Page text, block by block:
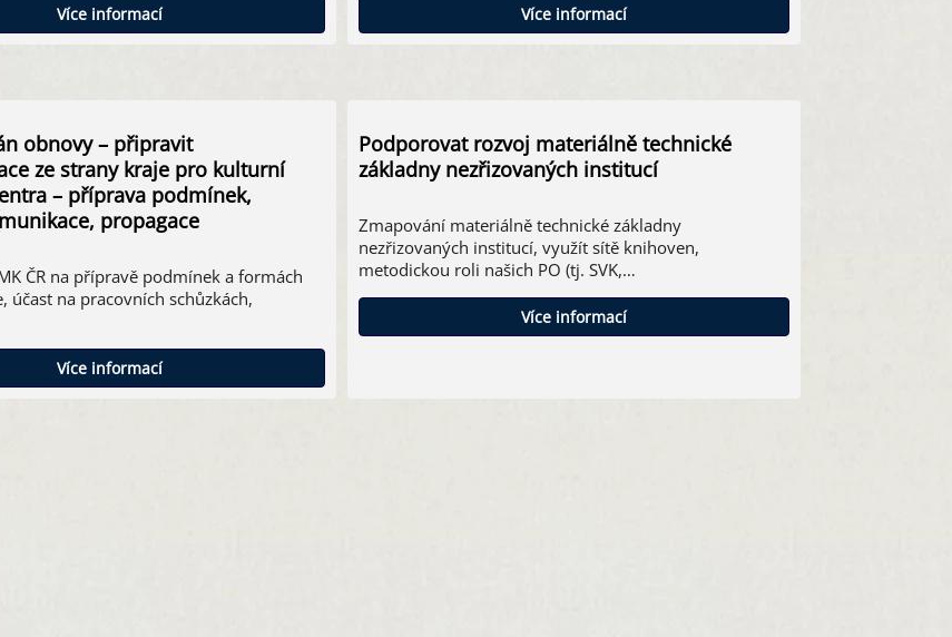
Více informací Více informací
obnovy – připravit
ze strany kraje pro kulturní
– příprava podmínek,
propagace
ČR na přípravě podmínek a formách
účast na pracovních schůzkách,
Více informací
Podporovat rozvoj materiálně technické
základny nezřizovaných institucí
Zmapování materiálně technické základny
nezřizovaných institucí, využít sítě knihoven,
metodickou roli našich PO (tj. SVK,…
Více informací